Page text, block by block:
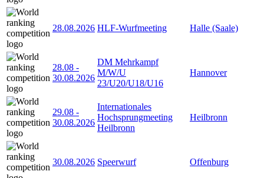
28.08.2026 HLF-Wurfmeeting Halle (Saale)
28.08 -
30.08.2026
DM Mehrkampf
M/W/U
23/U20/U18/U16
Hannover
29.08 -
30.08.2026
Internationales
Hochsprungmeeting
Heilbronn
Heilbronn
30.08.2026 Speerwurf Offenburg